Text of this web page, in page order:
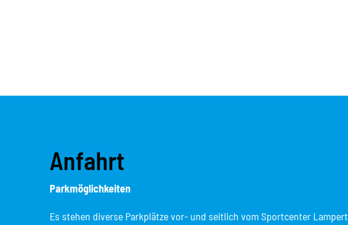
Anfahrt
Parkmöglichkeiten
Es stehen diverse Parkplätze vor- und seitlich vom Sportcenter Lampert